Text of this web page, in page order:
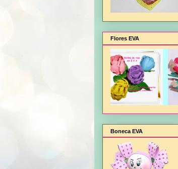
Flores EVA
Boneca EVA